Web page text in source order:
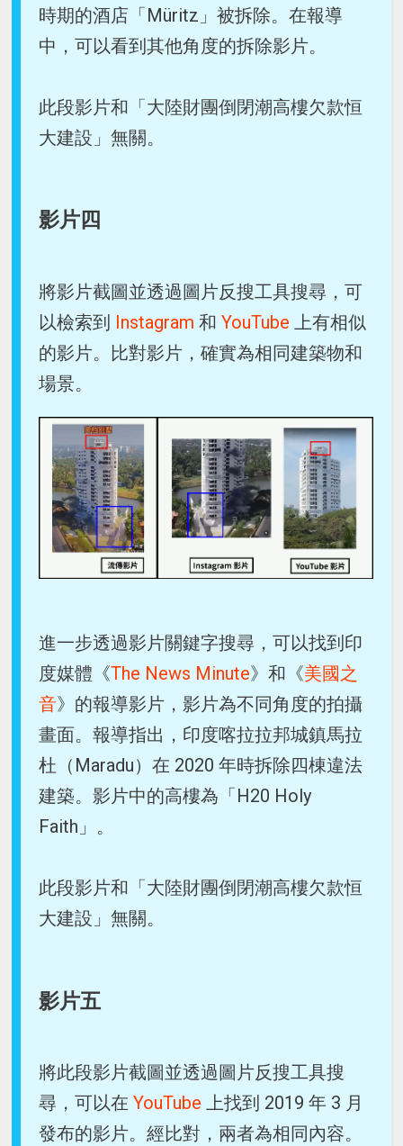
時期的酒店「Müritz」被拆除。在報導
中，可以看到其他角度的拆除影片。
此段影片和「大陸財團倒閉潮高樓欠款恒
大建設」無關。
影片四
將影片截圖並透過圖片反搜工具搜尋，可
以檢索到 Instagram 和 YouTube
上有相似
的影片。比對影片，確實為相同建築物和
場景。
進一步透過影片關鍵字搜尋，可以找到印
度媒體《The News Minute》和《美國之
音》的報導影片，影片為不同角度的拍攝
畫面。報導指出，印度喀拉拉邦城鎮馬拉
杜（Maradu）在 2020 年時拆除四棟違法
建築。影片中的高樓為「H20 Holy
Faith」。
此段影片和「大陸財團倒閉潮高樓欠款恒
大建設」無關。
影片五
將此段影片截圖並透過圖片反搜工具搜
尋，可以在YouTube 上找到 2019 年 3 月
發布的影片。經比對，兩者為相同內容。